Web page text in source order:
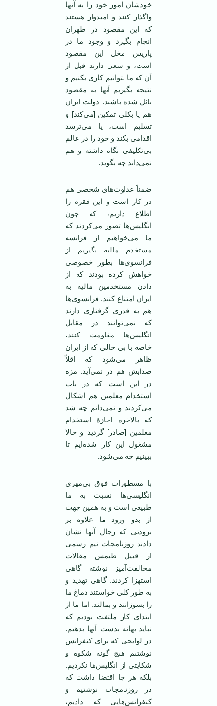
خودشان امور خود را به آنها
واگذار کنند و امیدوار هستند
که این مقصود در طهران
انجام بگیرد و وجود ما در
پاریس مخل این مقصود
است، و سعی دارند قبل از
آن که ما بتوانیم کاری بکنیم و
نتیجه بگیریم آنها به مقصود
نائل شده باشند. دولت ایران
هم یا بکلی تمکین [می‎‌کند] و
تسلیم است، یا می‌ترسد
اقدامی بکند و خود را در عالم
بی‌تکلیفی نگاه داشته و هم
نمی‌داند چه بگوید.
ضمناً عداوت‌های شخصی هم
در کار است و این فقره را
اطلاع داریم، که چون
انگلیس‌ها تصور می‌کردند که
ما می‌خواهیم از فرانسه
مستخدم مالیه بگیریم از
فرانسوی‌ها بطور خصوصی
خواهش کرده بودند که از
دادن مستخدمین مالیه به
ایران امتناع کنند. فرانسوی‌ها
هم به قدری گرفتاری دارند
که نمی‌توانند در مقابل
انگلیس‌ها مقاومت کنند،
خاصه با بی حالی که از ایران
ظاهر می‌شود که اقلاً
صدایش هم در نمی‌آید. مزه
در این است که در باب
استخدام معلمین هم اشکال
می‌کردند و نمی‌دانم چه شد
که بالاخره اجازۀ استخدام
معلمین [صادر] گردید و حالا
مشغول این کار شده‌ایم تا
ببینیم چه می‌شود.
با مسطورات فوق بی‌مهری
انگلیسی‌ها نسبت به ما
طبیعی است و به همین جهت
از بدو ورود ما علاوه بر
برودتی که رجال آنها نشان
دادند روزنامجات نیم رسمی
از قبیل طیمس مقالات
مخالفت‌آمیز نوشته گاهی
استهزا کردند. گاهی تهدید و
به طور کلی خواستند دماغ ما
را بسوزانند و بمالند. اما ما از
ابتدای کار ملتفت بودیم که
نباید بهانه بدست آنها بدهیم.
در لوایحی که برای کنفرانس
نوشتیم هیچ گونه شکوه و
شکایتی از انگلیس‌ها نکردیم.
بلکه هر جا اقتضا داشت که
در روزنامجات نوشتیم و
کنفرانس‌هایی که دادیم،